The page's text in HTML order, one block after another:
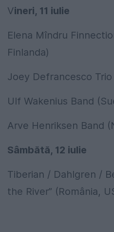
Vineri, 11 iulie
Elena Mîndru
Finlanda)
Joey Defrancesco Trio
Ulf Wakenius Band
Arve Henriksen Band
Sâmbătă, 12 iulie
Tiberian / Dahlgren /
the River” (România,